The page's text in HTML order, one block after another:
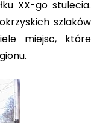
XX-go stulecia.
szlaków
miejsc, które